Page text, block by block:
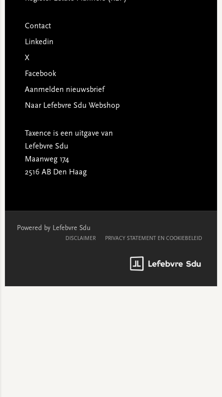
Contact
Linkedin
X
Facebook
Aanmelden nieuwsbrief
Naar Lefebvre Sdu Webshop
Taxence is een uitgave van
Lefebvre Sdu
Maanweg 174
2516 AB Den Haag
Powered by Lefebvre Sdu
DISCLAIMER PRIVACY STATEMENT EN COOKIEBELEID